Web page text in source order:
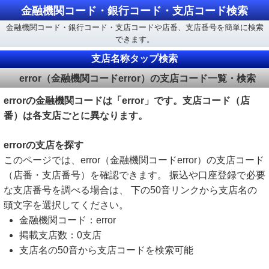
金融機関コード・銀行コード・支店コード検索
金融機関コード・銀行コード・支店コードや店番、支店番号を簡単に検索
できます。
支店名称タップ検索
error（金融機関コードerror）の支店コード一覧・検索
errorの金融機関コードは「error」です。支店コード（店
番）は各支店ごとに異なります。
errorの支店を探す
このページでは、error（金融機関コードerror）の支店コード
（店番・支店番号）を確認できます。 振込や口座登録で必要
な支店番号を調べる場合は、 下の50音リンクから支店名の
頭文字を選択してください。
金融機関コード：error
掲載支店数：0支店
支店名の50音から支店コードを検索可能